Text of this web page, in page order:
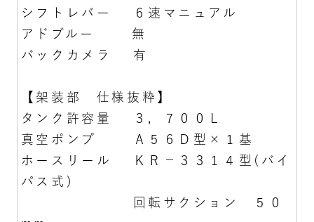
シフトレバー ６速マニュアル
アドブルー 無
バックカメラ 有
【架装部 仕様抜粋】
タンク許容量 ３，７００Ｌ
真空ポンプ Ａ５６Ｄ型×１基
ホースリール ＫＲ－３３１４型(バイ
パス式)
回転サクション ５０